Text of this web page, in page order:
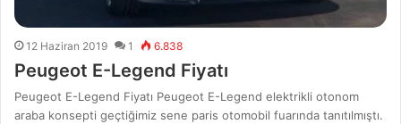
12 Haziran 2019 1 6.838
Peugeot E-Legend Fiyatı
Peugeot E-Legend Fiyatı Peugeot E-Legend elektrikli otonom
araba konsepti geçtiğimiz sene paris otomobil fuarında tanıtılmıştı.